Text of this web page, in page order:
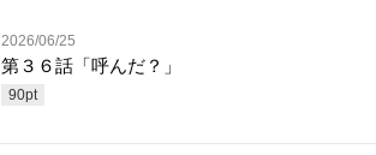
2026/06/25
第３６話「呼んだ？」
90pt